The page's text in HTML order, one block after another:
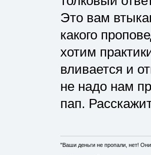
Это вам
какого
хотим
вливается и
не надо нам
пап.
"Ваши деньги не пропали, нет!